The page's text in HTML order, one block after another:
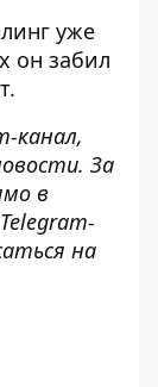
уже
он забил
канал,
За
в
на